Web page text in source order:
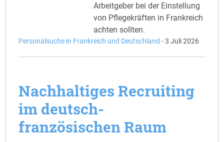
Arbeitgeber bei der Einstellung
von Pflegekräften in Frankreich
achten sollten.
Personalsuche in Frankreich und Deutschland -3 Juli 2026
Nachhaltiges Recruiting
im deutsch-
französischen Raum